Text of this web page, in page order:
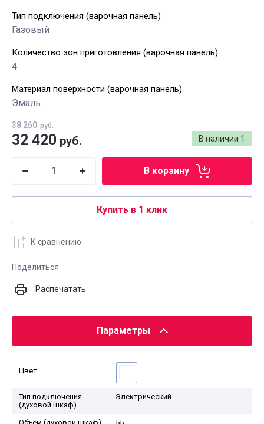
Тип подключения (варочная панель)
Газовый
Количество зон приготовления (варочная панель)
4
Материал поверхности (варочная панель)
Эмаль
В наличии 1
38 260 руб.
32 420 руб.
В корзину
Купить в 1 клик
К сравнению
Поделиться
Распечатать
Параметры
Цвет
Тип подключения
(духовой шкаф)
Электрический